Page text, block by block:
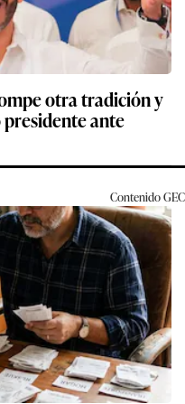
otra tradición y
ante
ContenidoGEC